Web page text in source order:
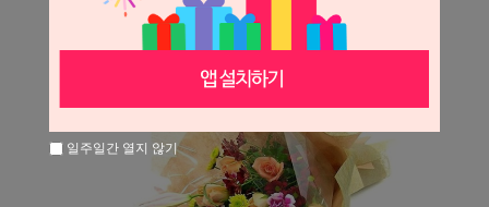
일주일간 열지 않기